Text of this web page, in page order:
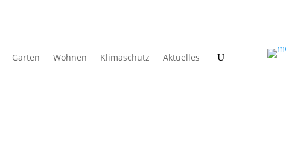
Garten Wohnen Klimaschutz Aktuelles